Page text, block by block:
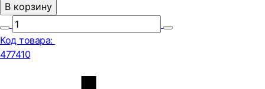
В корзину
Код товара:
477410